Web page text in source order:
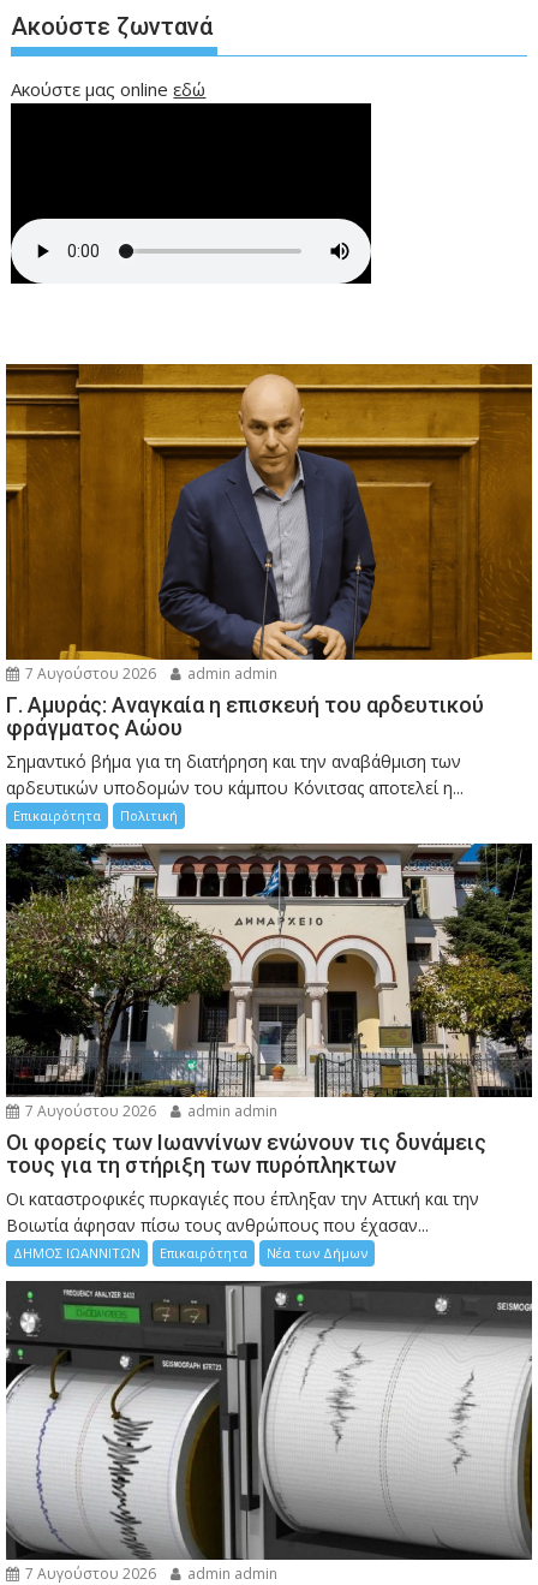
Ακούστε ζωντανά
Ακούστε μας onlineεδώ
7 Αυγούστου 2026 admin admin
Γ. Αμυράς: Αναγκαία η επισκευή του αρδευτικού
φράγματος Αώου
Σημαντικό βήμα για τη διατήρηση και την αναβάθμιση των
αρδευτικών υποδομών του κάμπου Κόνιτσας αποτελεί η...
Επικαιρότητα Πολιτική
7 Αυγούστου 2026 admin admin
Οι φορείς των Ιωαννίνων ενώνουν τις δυνάμεις
τους για τη στήριξη των πυρόπληκτων
Οι καταστροφικές πυρκαγιές που έπληξαν την Αττική και την
Bοιωτία άφησαν πίσω τους ανθρώπους που έχασαν...
ΔΗΜΟΣ ΙΩΑΝΝΙΤΩΝ Επικαιρότητα Νέα των Δήμων
7 Αυγούστου 2026 admin admin